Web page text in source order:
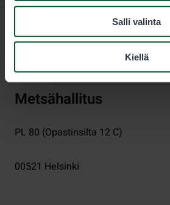
Salli valinta
Kiellä
Metsähallitus
PL 80 (Opastinsilta 12 C)
00521 Helsinki